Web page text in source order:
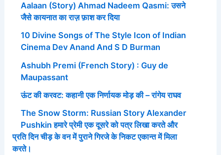
Aalaan (Story) Ahmad Nadeem Qasmi: उसने
जैसे कायनात का राज़ फ़ाश कर दिया
10 Divine Songs of The Style Icon of Indian
Cinema Dev Anand And S D Burman
Ashubh Premi (French Story) : Guy de
Maupassant
ऊंट की करवट: कहानी एक निर्णायक मोड़ की – रांगेय राघव
The Snow Storm: Russian Story Alexander
Pushkin हमारे प्रेमी एक दूसरे को पत्र लिखा करते और
प्रति दिन चीड़ के वन में पुराने गिरजे के निकट एकान्त में मिला
करते।